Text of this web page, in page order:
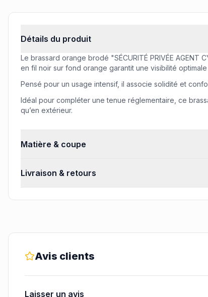
Détails du produit
Le brassard orange brodé "SÉCURITÉ PRIVÉE
en fil noir sur fond orange garantit une visibilité
Pensé pour un usage intensif, il associe solidité et
Idéal pour compléter une tenue réglementaire, ce
qu’en extérieur.
Matière & coupe
Livraison & retours
Avis clients
Laisser un avis